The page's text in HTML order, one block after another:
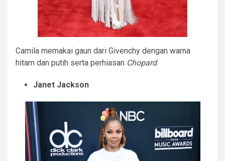
Camila memakai gaun dari Givenchy dengan warna
hitam dan putih serta perhiasan Chopard.
Janet Jackson